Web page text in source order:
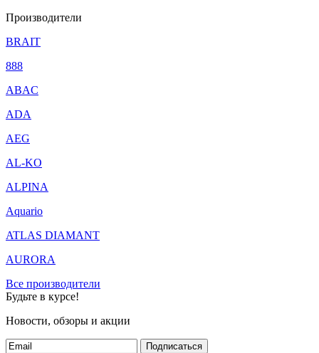
Производители
BRAIT
888
ABAC
ADA
AEG
AL-KO
ALPINA
Aquario
ATLAS DIAMANT
AURORA
Все производители
Будьте в курсе!
Новости, обзоры и акции
Подписаться